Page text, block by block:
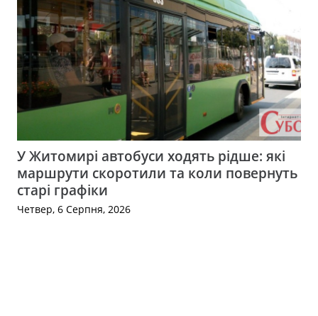
У Житомирі автобуси ходять рідше: які
маршрути скоротили та коли повернуть
старі графіки
Четвер, 6 Серпня, 2026